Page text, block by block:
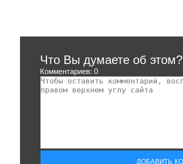
Что Вы думаете об этом?
Комментариев: 0